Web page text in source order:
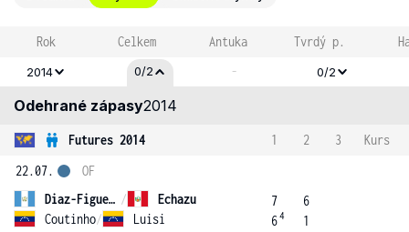
Rok Celkem Antuka Tvrdý p.
2014 0/2 - 0/2
Odehrané zápasy2014
Futures 2014 1 2 3
Kurs
22.07.
Diaz-Figueroa /
Echazu
Coutinho/ Luisi
OF
7
64
6
1